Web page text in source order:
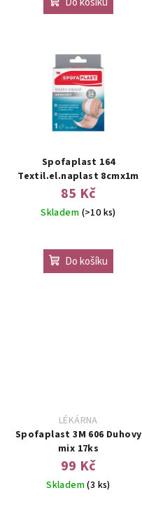
Spofaplast 164
Textil.el.naplast 8cmx1m
85 Kč
Skladem (>10 ks)
Do košíku
LÉKÁRNA
Spofaplast 3M 606 Duhovy
mix 17ks
99 Kč
Skladem(3 ks)